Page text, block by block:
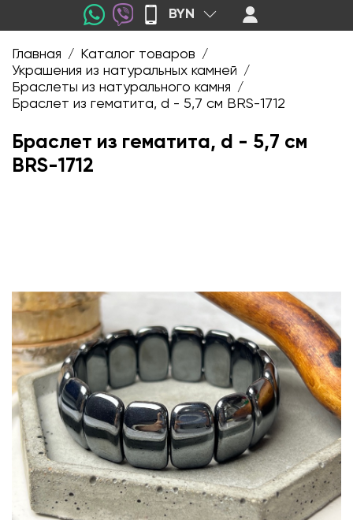
BYN
Главная / Каталог товаров /
Украшения из натуральных камней /
Браслеты из натурального камня /
Браслет из гематита, d - 5,7 см BRS-1712
Браслет из гематита, d - 5,7 см
BRS-1712